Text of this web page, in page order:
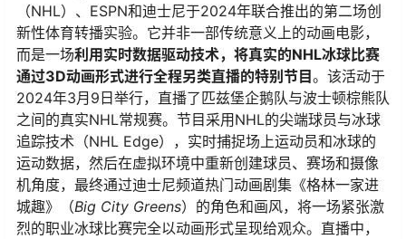
（NHL）、ESPN和迪士尼于2024年联合推出的第二场创
新性体育转播实验。它并非一部传统意义上的动画电影，
而是一场​​利用实时数据驱动技术，将真实的NHL冰球比赛
通过3D动画形式进行全程另类直播的特别节目​​。该活动于
2024年3月9日举行，直播了匹兹堡企鹅队与波士顿棕熊队
之间的真实NHL常规赛。节目采用NHL的尖端球员与冰球
追踪技术（NHL Edge），实时捕捉场上运动员和冰球的
运动数据，然后在虚拟环境中重新创建球员、赛场和摄像
机角度，最终通过迪士尼频道热门动画剧集《格林一家进
城趣》（Big City Greens）的角色和画风，将一场紧张激
烈的职业冰球比赛完全以动画形式呈现给观众。直播中，